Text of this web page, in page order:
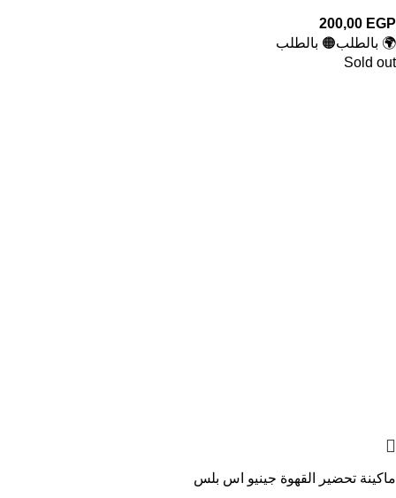
200,00 EGP
🌍 بالطلب🟠 بالطلب
Sold out
ماكينة تحضير القهوة جينيو اس بلس